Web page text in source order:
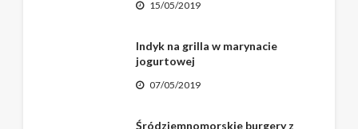
15/05/2019
Indyk na grilla w marynacie
jogurtowej
07/05/2019
Śródziemnomorskie burgery z